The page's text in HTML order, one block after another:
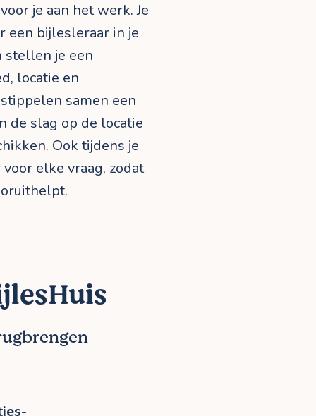
je aan het werk. Je
een bijlesleraar in je
stellen je een
locatie en
samen een
de slag op de locatie
Ook tijdens je
elke vraag, zodat